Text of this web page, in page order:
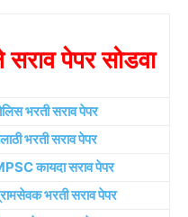
पेपर सोडवा
भरती सराव पेपर
भरती सराव पेपर
कायदा सराव पेपर
भरती सराव पेपर